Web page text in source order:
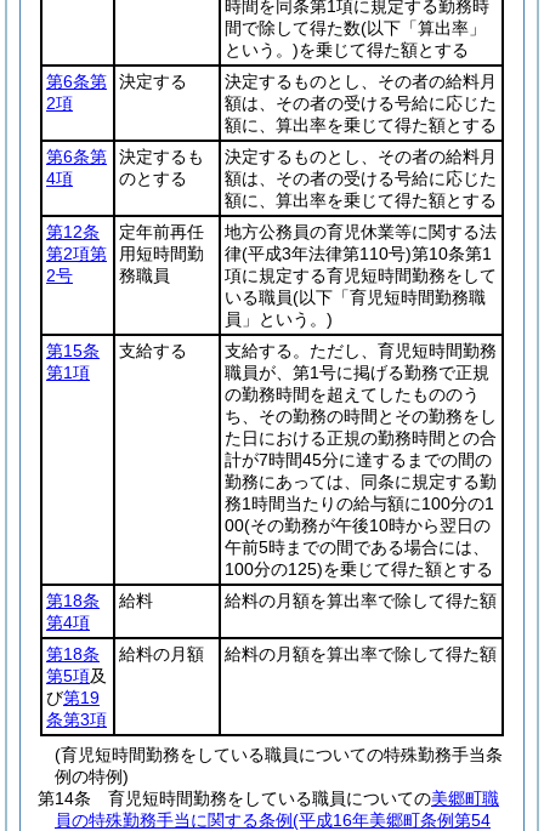
時間を同条第1項に規定する勤務時
間で除して得た数(以下「算出率」
という。)を乗じて得た額とする
第6条第
2項
決定する
決定するものとし、その者の給料月
額は、その者の受ける号給に応じた
額に、算出率を乗じて得た額とする
第6条第
4項
決定するも
のとする
決定するものとし、その者の給料月
額は、その者の受ける号給に応じた
額に、算出率を乗じて得た額とする
第12条
第2項第
2号
定年前再任
用短時間勤
務職員
地方公務員の育児休業等に関する法
律(平成3年法律第110号)第10条第1
項に規定する育児短時間勤務をして
いる職員(以下「育児短時間勤務職
員」という。)
第15条
第1項
支給する
支給する。ただし、育児短時間勤務
職員が、第1号に掲げる勤務で正規
の勤務時間を超えてしたもののう
ち、その勤務の時間とその勤務をし
た日における正規の勤務時間との合
計が7時間45分に達するまでの間の
勤務にあっては、同条に規定する勤
務1時間当たりの給与額に100分の1
00(その勤務が午後10時から翌日の
午前5時までの間である場合には、
100分の125)を乗じて得た額とする
第18条
第4項
給料 給料の月額を算出率で除して得た額
第18条
第5項及
び第19
条第3項
給料の月額 給料の月額を算出率で除して得た額
(育児短時間勤務をしている職員についての特殊勤務手当条
例の特例)
第14条
育児短時間勤務をしている職員についての美郷町職
員の特殊勤務手当に関する条例(平成16年美郷町条例第54